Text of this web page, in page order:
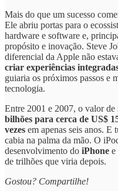
Mais do que um sucesso
Ele abriu portas para o
hardware e software e,
propósito e inovação. Steve
diferencial da Apple não
criar experiências
guiaria os próximos passos e
tecnologia.
Entre 2001 e 2007, o valor
bilhões para cerca de US$
vezes em apenas seis anos.
cabia na palma da mão. O
desenvolvimento do iPhone e
de trilhões que viria depois.
Gostou? Compartilhe!